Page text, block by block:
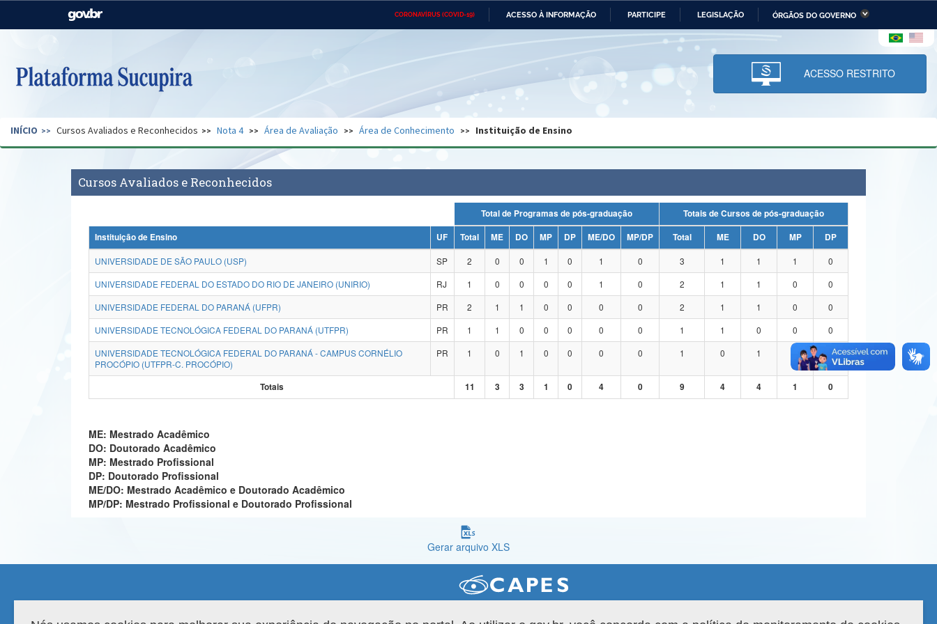
CORONAVÍRUS (COVID-19) ACESSO À INFORMAÇÃO PARTICIPE LEGISLAÇÃO ÓRGÃOS DO GOVERNO
Casa Civil Ministério das Relações Ministério da Economia Ministério da Infraestrutura
Pecuária e Abastecimento
Ministério da Ciência,
Tecnologia, Inovações e
Comunicações
Ministério do Desenvolvimento
Regional e dos Direitos Humanos
Secretaria de Governo Gabinete de Segurança Advocacia-Geral da União Banco Central do Brasil Planalto
ACESSO RESTRITO
INÍCIO Cursos Avaliados e Reconhecidos Nota 4 Área de Avaliação Área de Conhecimento Instituição de Ensino
Cursos Avaliados e Reconhecidos
Total de Programas de pós-graduação
Totais de Cursos de pós-graduação
Instituição de Ensino
UF Total ME DO MP DP ME/DO MP/DP Total ME DO MP
DP
UNIVERSIDADE DE SÃO PAULO (USP)
SP 2 0 0 1 0 1 0 3 1 1 1
0
UNIVERSIDADE FEDERAL DO ESTADO DO RIO DE JANEIRO (UNIRIO)
RJ 1 0 0 0 0 1 0 2 1 1 0
0
UNIVERSIDADE FEDERAL DO PARANÁ (UFPR)
PR 2 1 1 0 0 0 0 2 1 1 0
0
UNIVERSIDADE TECNOLÓGICA FEDERAL DO PARANÁ (UTFPR)
PR 1 1 0 0 0 0 0 1 1 0 0
0
UNIVERSIDADE TECNOLÓGICA FEDERAL DO PARANÁ - CAMPUS CORNÉLIO
PROCÓPIO (UTFPR-C. PROCÓPIO)
PR 1 0 1 0 0 0 0 1 0 1 0
Totais 11 3 3 1 0 4 0 9 4 4 1 0
ME: Mestrado Acadêmico
DO: Doutorado Acadêmico
MP: Mestrado Profissional
DP: Doutorado Profissional
ME/DO: Mestrado Acadêmico e Doutorado Acadêmico
MP/DP: Mestrado Profissional e Doutorado Profissional
Gerar arquivo XLS